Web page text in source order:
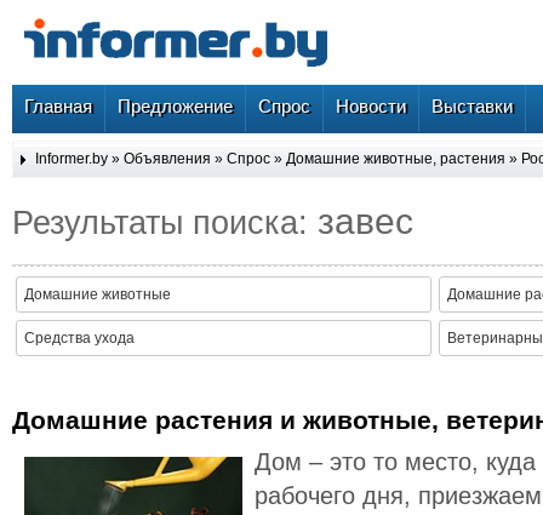
Главная Предложение Спрос Новости Выставки
Informer.by » Объявления » Спрос » Домашние животные, растения »
Результаты поиска: завес
Домашние животные Домашние
Средства ухода
Домашние растения и животные,
Дом – это то место,
рабочего дня,